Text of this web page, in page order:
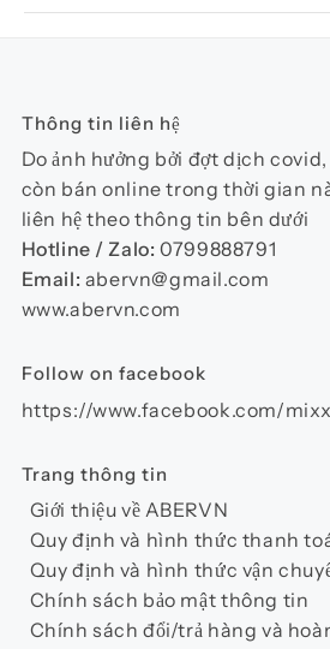
Thông tin liên hệ
Do ảnh hưởng bởi đợt dịch
còn bán online trong thời gian
liên hệ theo thông tin bên dưới
Hotline / Zalo:0799888791
Email: abervn@gmail.com
www.abervn.com
Follow on facebook
https://www.facebook.com/
Trang thông tin
Giới thiệu về ABERVN
Quy định và hình thức thanh
Quy định và hình thức vận
Chính sách bảo mật thông tin
Chính sách đổi/trả hàng và